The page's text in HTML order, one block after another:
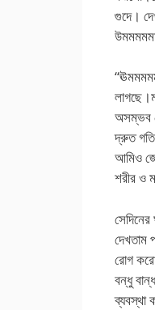
গুদে।
অসম্ভব
দ্রুত
আমিও
শরীর ও
দেখতাম
রোগ
বন্ধু
ব্যবস্থা